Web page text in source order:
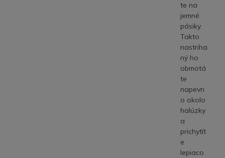
te na
jemné
pásiky.
Takto
nastriha
ný ho
obmotá
te
napevn
o okolo
halúzky
a
prichytít
e
lepiaco